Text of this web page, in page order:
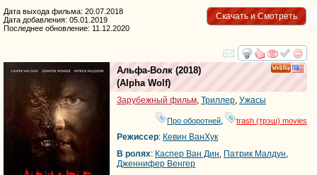
Скачать и Смотреть
Дата выхода фильма: 20.07.2018
Дата добавления: 05.01.2019
Последнее обновление: 11.12.2020
смотреть
Альфа-Волк (2018)
(Alpha Wolf)
Зарубежный фильм, Триллер, Ужасы
Про оборотней trash (трэш) movies
Режиссер: Кевин ВанХук
В ролях: Каспер Ван Дин, Патрик Малдун,
Дженнифер Венгер